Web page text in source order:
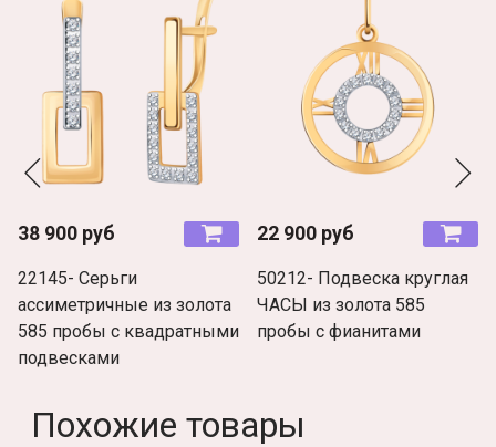
38 900 руб
22145- Серьги
ассиметричные из золота
585 пробы с квадратными
подвесками
22 900 руб
50212- Подвеска круглая
ЧАСЫ из золота 585
пробы с фианитами
Похожие товары